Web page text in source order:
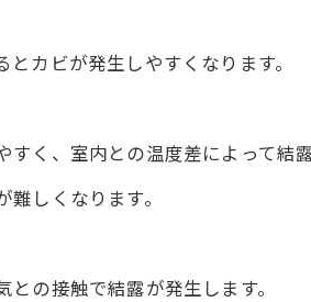
カビが発生しやすくなります。
く、室内との温度差によって結露
しくなります。
の接触で結露が発生します。